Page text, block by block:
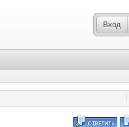
Вход